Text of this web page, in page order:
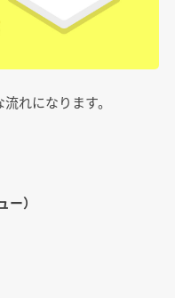
れになります。
）